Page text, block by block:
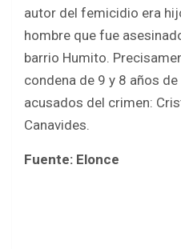
autor del femicidio era
hombre que fue
barrio Humito.
condena de 9 y 8 años
acusados del crimen:
Canavides.
Fuente: Elonce